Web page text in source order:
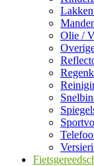
Olie /